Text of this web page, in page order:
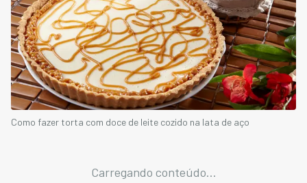
Como fazer torta com doce de leite cozido na lata de aço
Carregando conteúdo...